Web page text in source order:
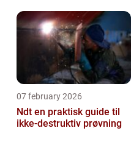
07 february 2026
Ndt en praktisk guide til
ikke-destruktiv prøvning